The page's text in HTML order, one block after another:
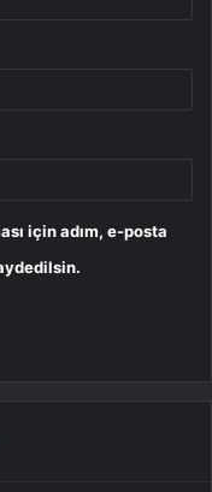
için adım, e-posta